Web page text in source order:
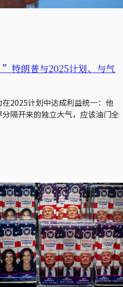
特朗普与2025计划、与气
2025计划中达成利益统一：他
隔开来的独立大气，应该油门全